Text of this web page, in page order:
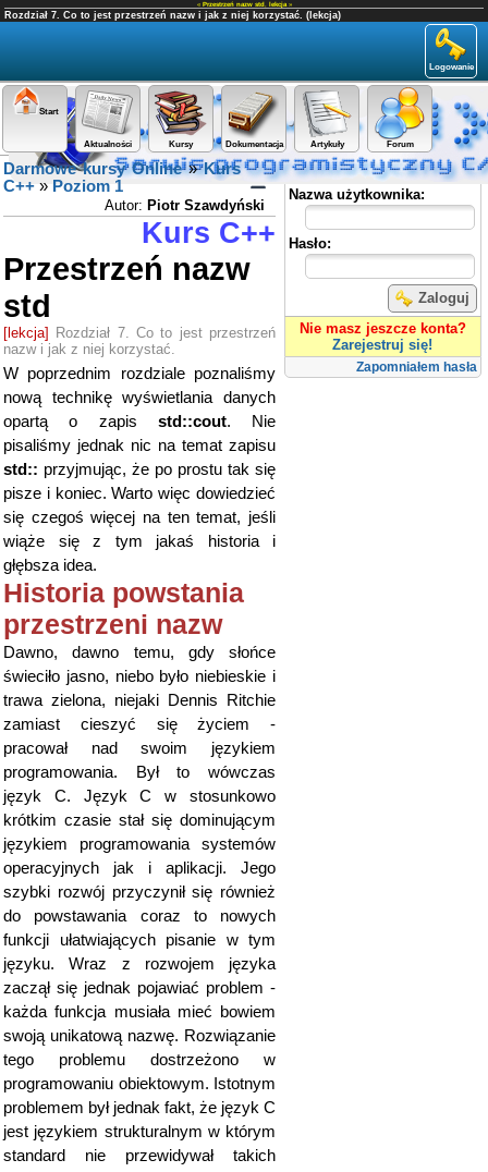
« Przestrzeń nazw std, lekcja»
Rozdział 7. Co to jest przestrzeń nazw i jak z niej korzystać. (lekcja)
Logowanie
Start
Aktualności Kursy Dokumentacja Artykuły Forum
Panel użytkownika
Nazwa użytkownika:
Hasło:
Zaloguj
Nie masz jeszcze konta?
Zarejestruj się!
Zapomniałem hasła
Darmowe kursy Online»Kurs
C++ » Poziom 1
Autor: Piotr Szawdyński
Kurs C++
Przestrzeń nazw
std
[lekcja]
Rozdział 7. Co to jest przestrzeń
nazw i jak z niej korzystać.
W poprzednim rozdziale poznaliśmy
nową technikę wyświetlania danych
opartą o zapis std::cout. Nie
pisaliśmy jednak nic na temat zapisu
std:: przyjmując, że po prostu tak się
pisze i koniec. Warto więc dowiedzieć
się czegoś więcej na ten temat, jeśli
wiąże się z tym jakaś historia i
głębsza idea.
Historia powstania
przestrzeni nazw
Dawno, dawno temu, gdy słońce
świeciło jasno, niebo było niebieskie i
trawa zielona, niejaki Dennis Ritchie
zamiast cieszyć się życiem -
pracował nad swoim językiem
programowania. Był to wówczas
język C. Język C w stosunkowo
krótkim czasie stał się dominującym
językiem programowania systemów
operacyjnych jak i aplikacji. Jego
szybki rozwój przyczynił się również
do powstawania coraz to nowych
funkcji ułatwiających pisanie w tym
języku. Wraz z rozwojem języka
zaczął się jednak pojawiać problem -
każda funkcja musiała mieć bowiem
swoją unikatową nazwę. Rozwiązanie
tego problemu dostrzeżono w
programowaniu obiektowym. Istotnym
problemem był jednak fakt, że język C
jest językiem strukturalnym w którym
standard nie przewidywał takich